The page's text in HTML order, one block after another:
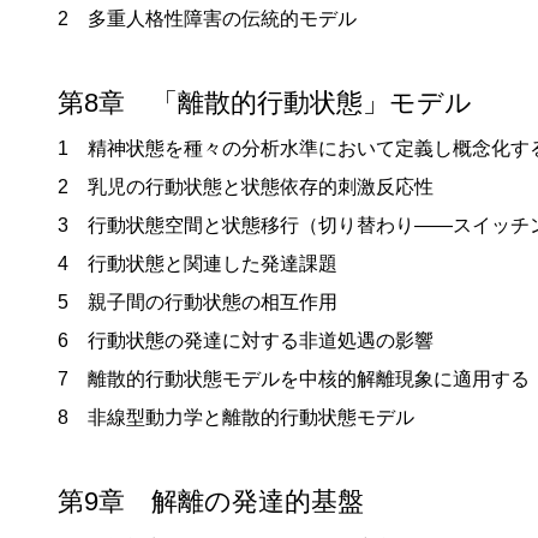
2 多重人格性障害の伝統的モデル
第8章 「離散的行動状態」モデル
1 精神状態を種々の分析水準において定義し概念化す
2 乳児の行動状態と状態依存的刺激反応性
3 行動状態空間と状態移行（切り替わり——スイッチ
4 行動状態と関連した発達課題
5 親子間の行動状態の相互作用
6 行動状態の発達に対する非道処遇の影響
7 離散的行動状態モデルを中核的解離現象に適用する
8 非線型動力学と離散的行動状態モデル
第9章 解離の発達的基盤